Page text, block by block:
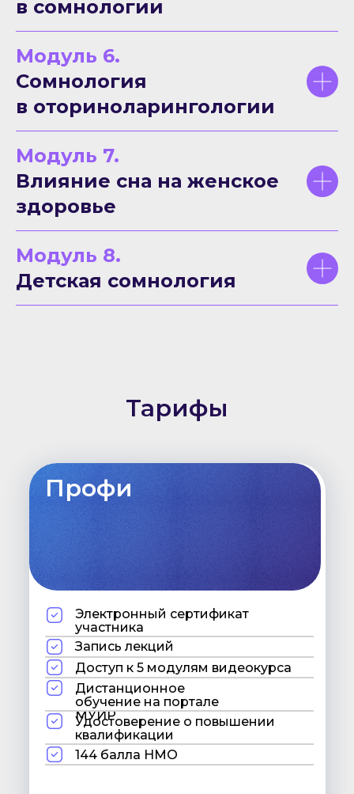
в сомнологии
Модуль 6.
Сомнология
в оториноларингологии
Модуль 7.
Влияние сна на женское
здоровье
Модуль 8.
Детская сомнология
Тарифы
Профи
Электронный сертификат
участника
Запись лекций
Доступ к 5 модулям видеокурса
Дистанционное
обучение на портале
МУИР
Удостоверение о повышении
квалификации
144 балла НМО